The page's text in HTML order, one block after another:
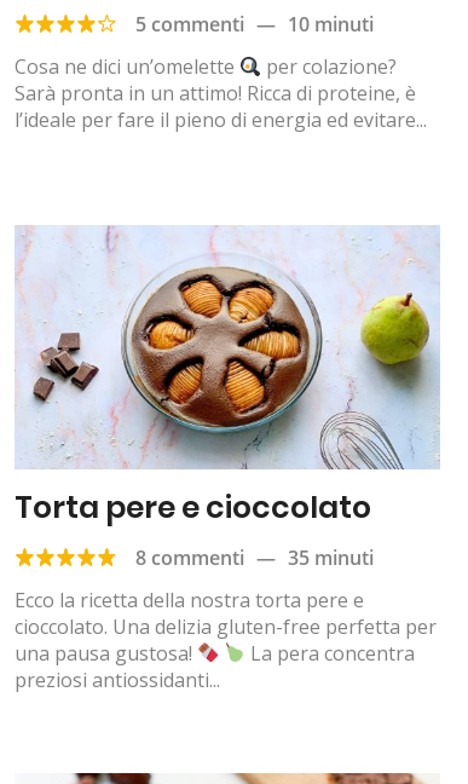
5 commenti — 10 minuti
Cosa ne dici un’omelette
per colazione?
Sarà pronta in un attimo! Ricca di proteine, è
l’ideale per fare il pieno di energia ed evitare...
Torta pere e cioccolato
8 commenti — 35 minuti
Ecco la ricetta della nostra torta pere e
cioccolato. Una delizia gluten-free perfetta per
una pausa gustosa!
La pera concentra
preziosi antiossidanti...